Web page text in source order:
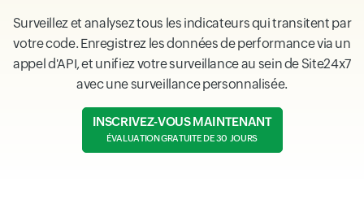
Surveillez et analysez tous les indicateurs qui transitent par
votre code. Enregistrez les données de performance via un
appel d'API, et unifiez votre surveillance au sein de Site24x7
avec une surveillance personnalisée.
INSCRIVEZ-VOUS MAINTENANT
ÉVALUATION GRATUITE DE 30 JOURS